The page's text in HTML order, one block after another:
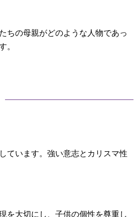
ちの母親がどのような人物であっ
ています。強い意志とカリスマ性
を大切にし、子供の個性を尊重し